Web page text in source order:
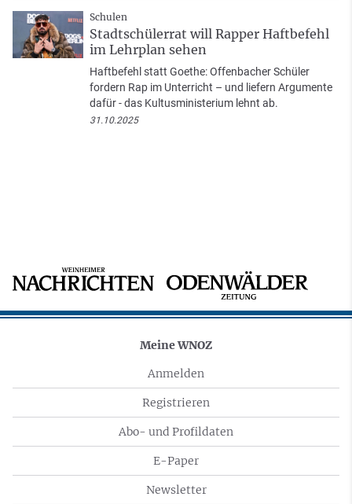
Schulen
Stadtschülerrat will Rapper Haftbefehl
im Lehrplan sehen
Haftbefehl statt Goethe: Offenbacher Schüler
fordern Rap im Unterricht – und liefern Argumente
dafür - das Kultusministerium lehnt ab.
31.10.2025
Meine WNOZ
Anmelden
Registrieren
Abo- und Profildaten
E-Paper
Newsletter